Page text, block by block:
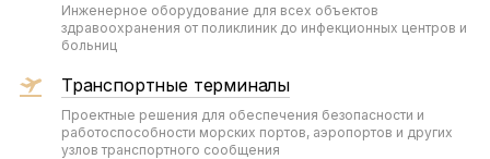
Инженерное оборудование для всех объектов
здравоохранения от поликлиник до инфекционных центров и
больниц
Транспортные терминалы
Проектные решения для обеспечения безопасности и
работоспособности морских портов, аэропортов и других
узлов транспортного сообщения